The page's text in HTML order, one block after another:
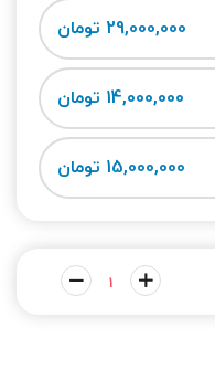
29,000,000 تومان
14,000,000 تومان
15,000,000 تومان